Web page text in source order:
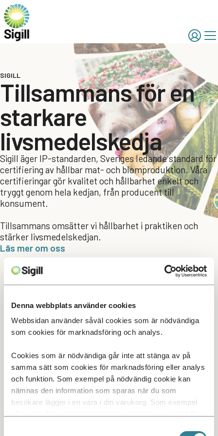
Denna webbplats använder cookies
Webbsidan använder såväl cookies som är nödvändiga
som cookies för marknadsföring och analys.
Cookies som är nödvändiga går inte att stänga av på
samma sätt som cookies för marknadsföring eller analys
och funktion. Som exempel på nödvändig cookie kan
nämnas den information som sparas när du som
besökare lägger i en vara i din varukorg. Som exempel
SIGILL
Tillsammans för en
starkare
livsmedelskedja
Sigill äger IP-standarden, Sveriges ledande standard för
certifiering av hållbar mat- och blomproduktion. Våra
certifieringar gör kvalitet och hållbarhet enkelt och
tryggt genom hela kedjan, från producent till
konsument.
Tillsammans omsätter vi hållbarhet i praktiken och
stärker livsmedelskedjan.
Läs mer om oss
Läs mer om hur Sigill kan hjälpa dig som
producent att visa marknaden att din
produktion lever upp till krav på kvalitet och
hållbarhet.
Hållbara val för dig som
konsument
konsument att göra hållbara val.
Inköp & Handel
Läs mer om hur Sigill kan hjälpa dig att omsätta
ord till handling och stärka ditt hållbarhetsarbete
med pålitliga och effektiva verktyg.